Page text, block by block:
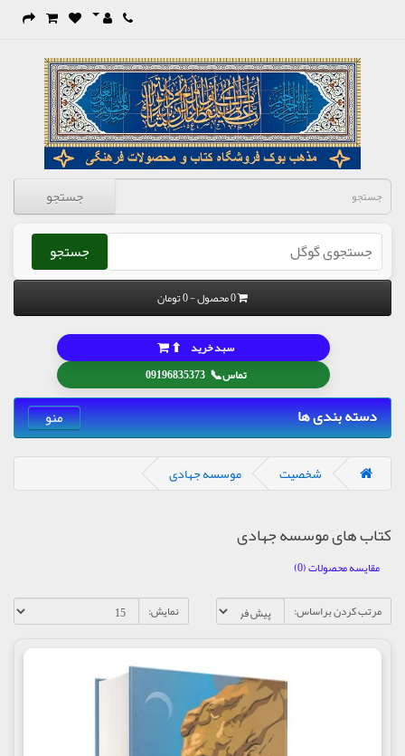
جستجو
جستجو
0 محصول - 0 تومان
تماس📞
09196835373
سبد خرید ⬆
دسته بندی ها منو
شخصیت موسسه جهادی
کتاب های موسسه جهادی
مقایسه محصولات (0)
مرتب کردن براساس:
نمایش: